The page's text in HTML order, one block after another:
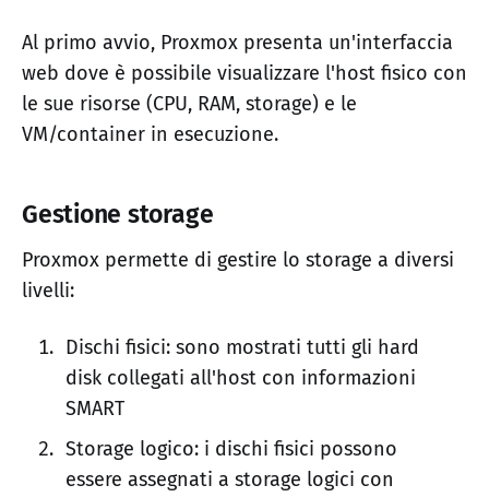
Al primo avvio, Proxmox presenta un'interfaccia
web dove è possibile visualizzare l'host fisico con
le sue risorse (CPU, RAM, storage) e le
VM/container in esecuzione.
Gestione storage
Proxmox permette di gestire lo storage a diversi
livelli:
Dischi fisici: sono mostrati tutti gli hard
disk collegati all'host con informazioni
SMART
Storage logico: i dischi fisici possono
essere assegnati a storage logici con